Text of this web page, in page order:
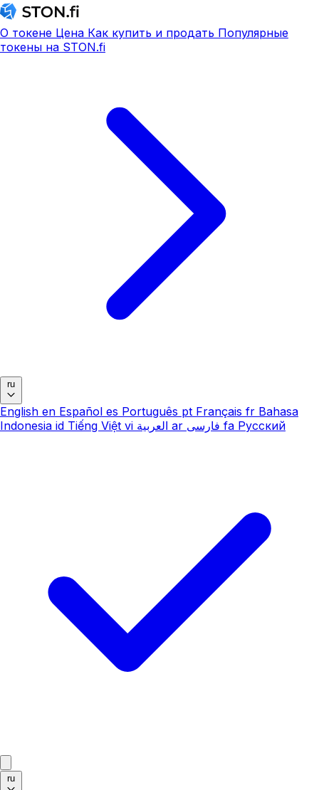
О токене Цена Как купить и продать Популярные
токены на STON.fi
ru
English en Español es Português pt Français fr Bahasa
Indonesia id Tiếng Việt vi العربية ar فارسی fa Русский
ru